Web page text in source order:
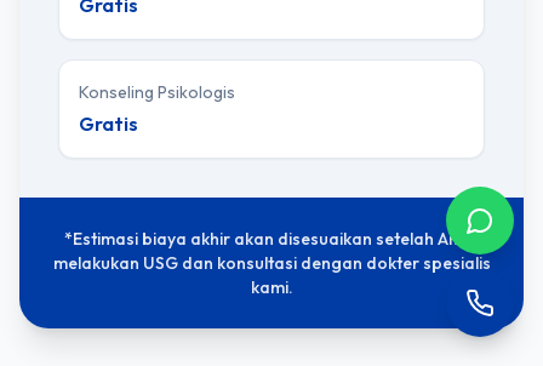
Gratis
Konseling Psikologis
Gratis
*Estimasi biaya akhir akan disesuaikan setelah Anda
melakukan USG dan konsultasi dengan dokter spesialis
kami.